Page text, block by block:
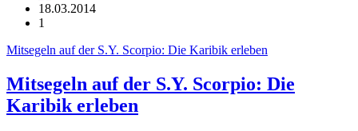
18.03.2014
1
Mitsegeln auf der S.Y. Scorpio: Die Karibik erleben
Mitsegeln auf der S.Y. Scorpio: Die
Karibik erleben